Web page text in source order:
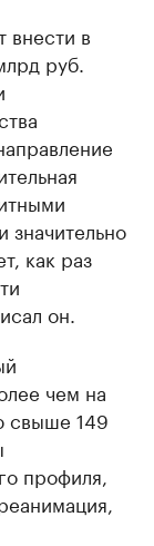
внести в
руб.
значительно
как раз
он.
чем на
свыше 149
профиля,